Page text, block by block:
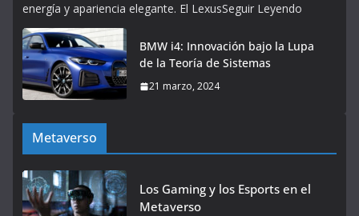
energía y apariencia elegante. El LexusSeguir Leyendo
BMW i4: Innovación bajo la Lupa
de la Teoría de Sistemas
21 marzo, 2024
Metaverso
Los Gaming y los Esports en el
Metaverso